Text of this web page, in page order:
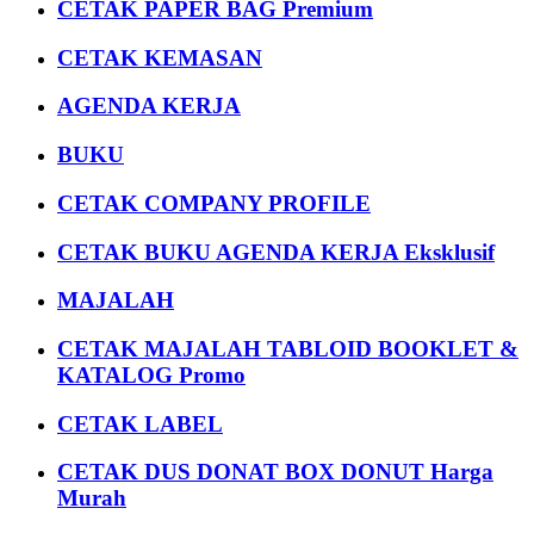
CETAK PAPER BAG Premium
CETAK KEMASAN
AGENDA KERJA
BUKU
CETAK COMPANY PROFILE
CETAK BUKU AGENDA KERJA Eksklusif
MAJALAH
CETAK MAJALAH TABLOID BOOKLET &
KATALOG Promo
CETAK LABEL
CETAK DUS DONAT BOX DONUT Harga
Murah